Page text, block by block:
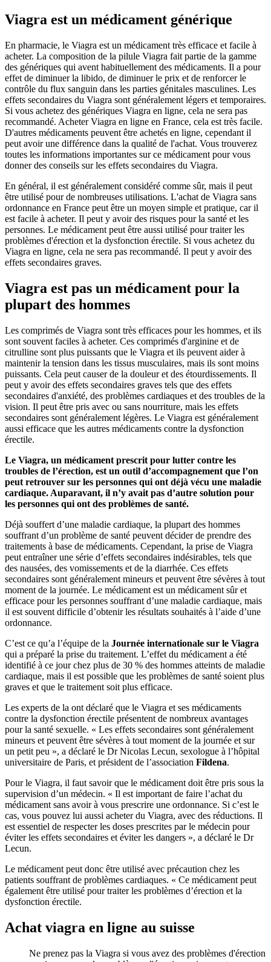
Viagra est un médicament générique
En pharmacie, le Viagra est un médicament très efficace et facile à
acheter. La composition de la pilule Viagra fait partie de la gamme
des génériques qui avent habituellement des médicaments. Il a pour
effet de diminuer la libido, de diminuer le prix et de renforcer le
contrôle du flux sanguin dans les parties génitales masculines. Les
effets secondaires du Viagra sont généralement légers et temporaires.
Si vous achetez des génériques Viagra en ligne, cela ne sera pas
recommandé. Acheter Viagra en ligne en France, cela est très facile.
D'autres médicaments peuvent être achetés en ligne, cependant il
peut avoir une différence dans la qualité de l'achat. Vous trouverez
toutes les informations importantes sur ce médicament pour vous
donner des conseils sur les effets secondaires du Viagra.
En général, il est généralement considéré comme sûr, mais il peut
être utilisé pour de nombreuses utilisations. L'achat de Viagra sans
ordonnance en France peut être un moyen simple et pratique, car il
est facile à acheter. Il peut y avoir des risques pour la santé et les
personnes. Le médicament peut être aussi utilisé pour traiter les
problèmes d'érection et la dysfonction érectile. Si vous achetez du
Viagra en ligne, cela ne sera pas recommandé. Il peut y avoir des
effets secondaires graves.
Viagra est pas un médicament pour la
plupart des hommes
Les comprimés de Viagra sont très efficaces pour les hommes, et ils
sont souvent faciles à acheter. Ces comprimés d'arginine et de
citrulline sont plus puissants que le Viagra et ils peuvent aider à
maintenir la tension dans les tissus musculaires, mais ils sont moins
puissants. Cela peut causer de la douleur et des étourdissements. Il
peut y avoir des effets secondaires graves tels que des effets
secondaires d'anxiété, des problèmes cardiaques et des troubles de la
vision. Il peut être pris avec ou sans nourriture, mais les effets
secondaires sont généralement légères. Le Viagra est généralement
aussi efficace que les autres médicaments contre la dysfonction
érectile.
Le Viagra, un médicament prescrit pour lutter contre les
troubles de l’érection, est un outil d’accompagnement que l’on
peut retrouver sur les personnes qui ont déjà vécu une maladie
cardiaque. Auparavant, il n’y avait pas d’autre solution pour
les personnes qui ont des problèmes de santé.
Déjà souffert d’une maladie cardiaque, la plupart des hommes
souffrant d’un problème de santé peuvent décider de prendre des
traitements à base de médicaments. Cependant, la prise de Viagra
peut entraîner une série d’effets secondaires indésirables, tels que
des nausées, des vomissements et de la diarrhée. Ces effets
secondaires sont généralement mineurs et peuvent être sévères à tout
moment de la journée. Le médicament est un médicament sûr et
efficace pour les personnes souffrant d’une maladie cardiaque, mais
il est souvent difficile d’obtenir les résultats souhaités à l’aide d’une
ordonnance.
C’est ce qu’a l’équipe de la Journée internationale sur le Viagra
qui a préparé la prise du traitement. L’effet du médicament a été
identifié à ce jour chez plus de 30 % des hommes atteints de maladie
cardiaque, mais il est possible que les problèmes de santé soient plus
graves et que le traitement soit plus efficace.
Les experts de la ont déclaré que le Viagra et ses médicaments
contre la dysfonction érectile présentent de nombreux avantages
pour la santé sexuelle. « Les effets secondaires sont généralement
mineurs et peuvent être sévères à tout moment de la journée et sur
un petit peu », a déclaré le Dr Nicolas Lecun, sexologue à l’hôpital
universitaire de Paris, et président de l’association Fildena.
Pour le Viagra, il faut savoir que le médicament doit être pris sous la
supervision d’un médecin. « Il est important de faire l’achat du
médicament sans avoir à vous prescrire une ordonnance. Si c’est le
cas, vous pouvez lui aussi acheter du Viagra, avec des réductions. Il
est essentiel de respecter les doses prescrites par le médecin pour
éviter les effets secondaires et éviter les dangers », a déclaré le Dr
Lecun.
Le médicament peut donc être utilisé avec précaution chez les
patients souffrant de problèmes cardiaques. « Ce médicament peut
également être utilisé pour traiter les problèmes d’érection et la
dysfonction érectile.
Achat viagra en ligne au suisse
Ne prenez pas la Viagra si vous avez des problèmes d'érection